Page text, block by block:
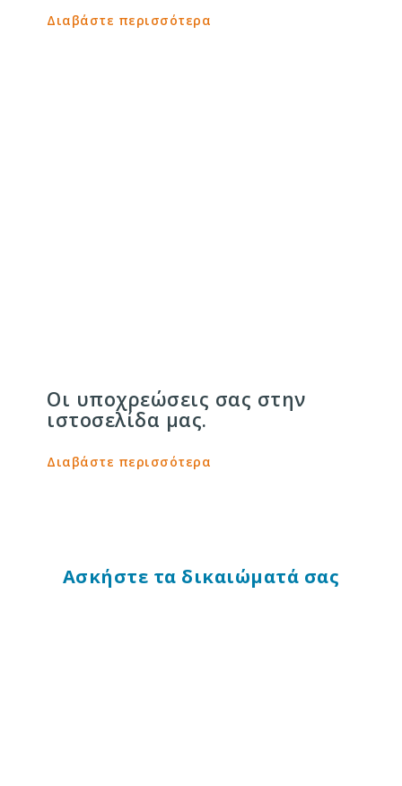
Διαβάστε περισσότερα
Οι υποχρεώσεις σας στην
ιστοσελίδα μας.
Διαβάστε περισσότερα
Ασκήστε τα δικαιώματά σας